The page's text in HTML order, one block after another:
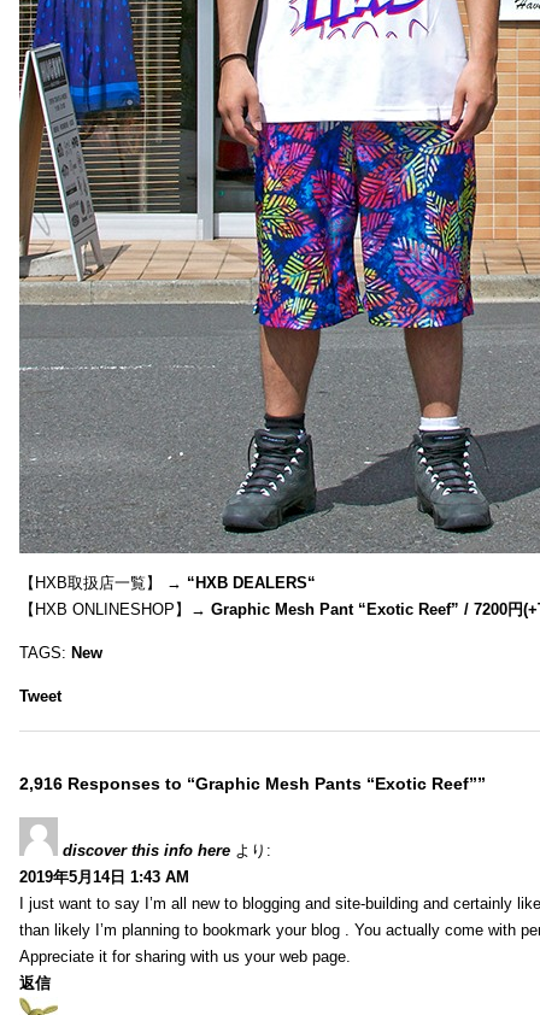
【HXB取扱店一覧】 → “HXB DEALERS“
【HXB ONLINESHOP】→ Graphic Mesh Pant “Exotic Reef” / 7200円
TAGS: New
Tweet
2,916 Responses to “Graphic Mesh Pants “Exotic Reef””
discover this info here より:
2019年5月14日 1:43 AM
I just want to say I’m all new to blogging and site-building and certainly
than likely I’m planning to bookmark your blog . You actually come with
Appreciate it for sharing with us your web page.
返信